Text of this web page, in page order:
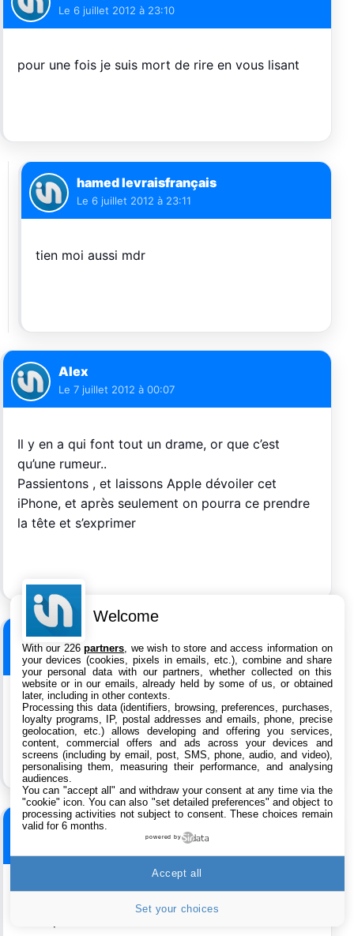
Le 6 juillet 2012 à 23:10
pour une fois je suis mort de rire en vous lisant
hamed levraisfrançais
Le 6 juillet 2012 à 23:11
tien moi aussi mdr
Alex
Le 7 juillet 2012 à 00:07
Il y en a qui font tout un drame, or que c’est
qu’une rumeur..
Passientons , et laissons Apple dévoiler cet
iPhone, et après seulement on pourra ce prendre
la tête et s’exprimer
Julio69
Le7 juillet 2012 à 02:53
iPhone 6 ou nouvel iPhone :)
albert
Peu importe comment il s’appelera, l’essentiel
Welcome
With our 226partners , we wish to store and access information on
your devices (cookies, pixels in emails, etc.), combine and share
your personal data with our partners, whether collected on this
website or in our emails, already held by some of us, or obtained
later, including in other contexts.
Processing this data (identifiers, browsing, preferences, purchases,
loyalty programs, IP, postal addresses and emails, phone, precise
geolocation, etc.) allows developing and offering you services,
content, commercial offers and ads across your devices and
screens (including by email, post, SMS, phone, audio, and video),
personalising them, measuring their performance, and analysing
audiences.
You can "accept all" and withdraw your consent at any time via the
"cookie" icon. You can also "set detailed preferences" and object to
processing activities not subject to consent. These choices remain
valid for 6 months.
powered by
Set your choices
Accept all